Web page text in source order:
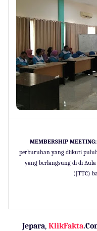
MEMBERSHIP MEETING;
perburuhan yang diikuti
yang berlangsung di di Aula
(JTTC)
Jepara, KlikFakta